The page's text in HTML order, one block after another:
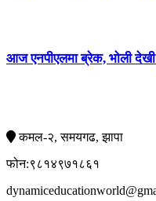
आज एनपीएलमा ब्रेक, भाेली
कमल-२, समयगढ, झापा
फोन:९८१४९७१८६१